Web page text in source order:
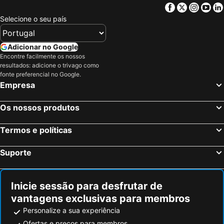
Birmingham, Inglaterra Hotéis
Oxford, Inglaterra Hotéis
Cambridge, Inglaterra Hotéis
Nottingham, Inglaterra Hotéis
Peterborough, Inglaterra Hotéis
Milton Keynes, Inglaterra Hotéis
Edimburgo, Escócia Hotéis
Liverpool, Inglaterra Hotéis
Glasgow, Escócia Hotéis
Inverness, Escócia Hotéis
Facebook
Twitter
Selecione o seu país
Adicionar no Google
Encontre facilmente os nossos
resultados: adicione o trivago como
fonte preferencial no Google.
Empresa
Os nossos produtos
Termos e políticas
Suporte
Inicie sessão para desfrutar de
vantagens exclusivas para membros
Personalize a sua experiência